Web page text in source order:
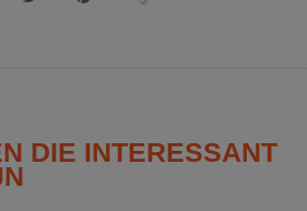
DIE INTERESSANT